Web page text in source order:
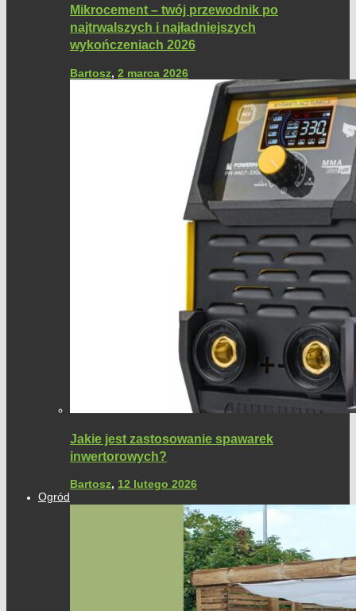
Mikrocement – twój przewodnik po
najtrwalszych i najładniejszych
wykończeniach 2026
Bartosz, 2 marca 2026
Jakie jest zastosowanie spawarek
inwertorowych?
Bartosz, 12 lutego 2026
Ogród